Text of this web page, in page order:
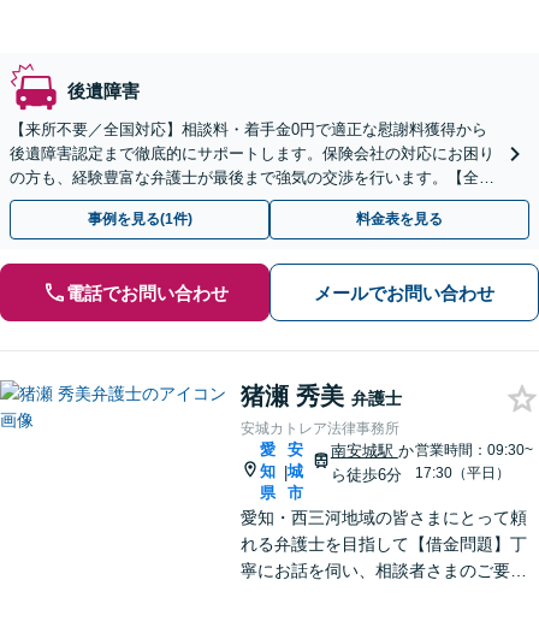
後遺障害
【来所不要／全国対応】相談料・着手金0円で適正な慰謝料獲得から
後遺障害認定まで徹底的にサポートします。保険会社の対応にお困り
の方も、経験豊富な弁護士が最後まで強気の交渉を行います。【全国
13拠点】お気軽にご相談ください。
事例を見る(1件) 料金表を見る
電話でお問い合わせ メールでお問い合わせ
猪瀬 秀美 弁護士
安城カトレア法律事務所
愛
知
県
|
安
城
市
南安城駅 か
ら徒歩6分
営業時間：09:30~
17:30（平日）
愛知・西三河地域の皆さまにとって頼
れる弁護士を目指して【借金問題】丁
寧にお話を伺い、相談者さまのご要望